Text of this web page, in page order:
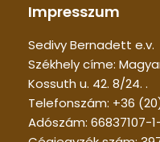
Impresszum
Sedivy Bernadett e.v.
Székhely címe:
Kossuth u. 42. 8/24. .
Telefonszám: +36
Adószám: 66837107-